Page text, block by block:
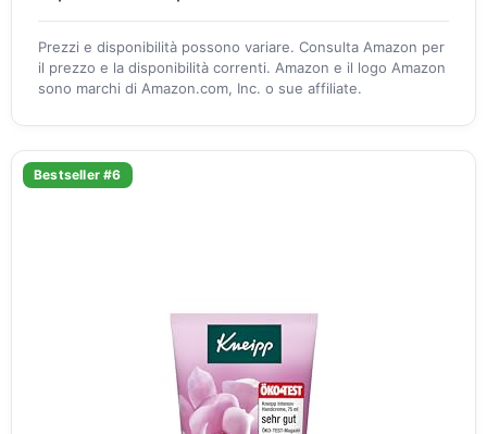
Prezzi e disponibilità possono variare. Consulta Amazon per
il prezzo e la disponibilità correnti. Amazon e il logo Amazon
sono marchi di Amazon.com, Inc. o sue affiliate.
Bestseller #6